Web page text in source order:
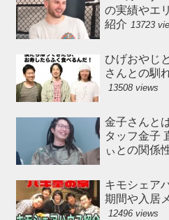
の実績やエ
紹介 13723
ひげおやじ
さんとの馴
13508 views
金子さんと
タッフ金子
ぃとの関係
キモシェア
期間や入居
12496 views